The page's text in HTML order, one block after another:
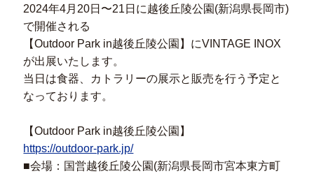
2024年4月20日〜21日に越後丘陵公園(新潟県長岡市)
で開催される
【Outdoor Park in越後丘陵公園】にVINTAGE INOX
が出展いたします。
当日は食器、カトラリーの展示と販売を行う予定と
なっております。
【Outdoor Park in越後丘陵公園】
https://outdoor-park.jp/
■会場：国営越後丘陵公園(新潟県長岡市宮本東方町